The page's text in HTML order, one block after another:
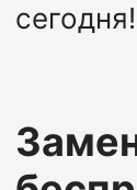
сегодня!